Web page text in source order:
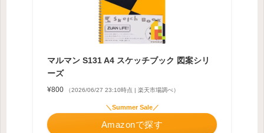
マルマン S131 A4 スケッチブック 図案シリ
ーズ
¥800 （2026/06/27 23:10時点 | 楽天市場調べ）
＼Summer Sale／
Amazonで探す